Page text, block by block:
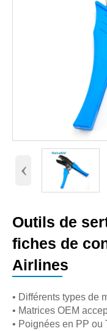
‹
Outils de
fiches de
Airlines
• Différents types de
• Matrices OEM
• Poignées en PP ou